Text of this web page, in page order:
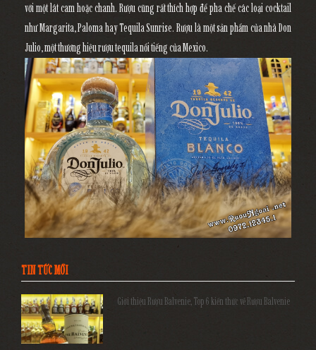
với một lát cam hoặc chanh. Rượu cũng rất thích hợp để pha chế các loại cocktail
như Margarita, Paloma hay Tequila Sunrise. Rượu là một sản phẩm của nhà Don
Julio, một thương hiệu rượu tequila nổi tiếng của Mexico.
TIN TỨC MỚI
Giới thiệu Rượu Balvenie, Top 6 kiến thức về Rượu Balvenie